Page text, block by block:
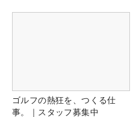
ゴルフの熱狂を、つくる仕
事。｜スタッフ募集中